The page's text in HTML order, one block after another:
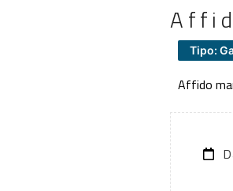
Tipo:
Affido